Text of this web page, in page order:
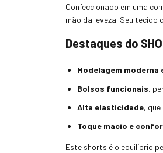
Confeccionado em uma
mão da leveza. Seu tecido
Destaques do
Modelagem moderna
Bolsos funcionais,
Alta elasticidade,
Toque macio e
Este shorts é o equilíbrio